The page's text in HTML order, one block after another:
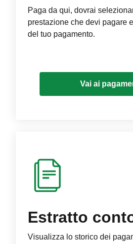
Paga da qui, dovrai
prestazione che devi pagare
del tuo pagamento.
Vai ai
Estratto
Visualizza lo storico dei